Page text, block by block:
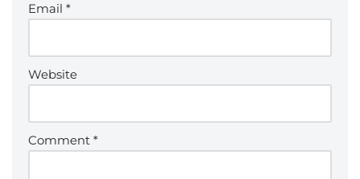
Email *
Website
Comment *